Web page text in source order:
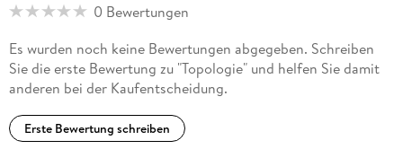
0 Bewertungen
Es wurden noch keine Bewertungen abgegeben. Schreiben
Sie die erste Bewertung zu "Topologie" und helfen Sie damit
anderen bei der Kaufentscheidung.
Erste Bewertung schreiben